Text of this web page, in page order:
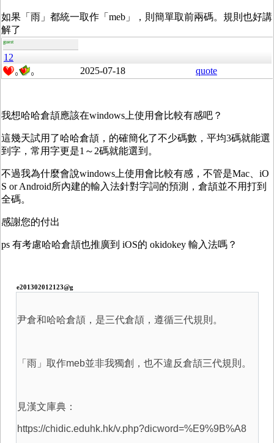
如果「雨」都統一取作「meb」，則簡單取前兩碼。規則也好講
解了
guest
12
0 0 2025-07-18 quote
我想哈哈倉頡應該在windows上使用會比較有感吧？
這幾天試用了哈哈倉頡，的確簡化了不少碼數，平均3碼就能選
到字，常用字更是1～2碼就能選到。
不過我為什麼會說windows上使用會比較有感，不管是Mac、iO
S or Android所內建的輸入法針對字詞的預測，倉頡並不用打到
全碼。
感謝您的付出
ps 有考慮哈哈倉頡也推廣到 iOS的 okidokey 輸入法嗎？
e201302012123@g
尹倉和哈哈倉頡，是三代倉頡，遵循三代規則。
「雨」取作meb並非我獨創，也不違反倉頡三代規則。
見漢文庫典：
https://chidic.eduhk.hk/v.php?dicword=%E9%9B%A8